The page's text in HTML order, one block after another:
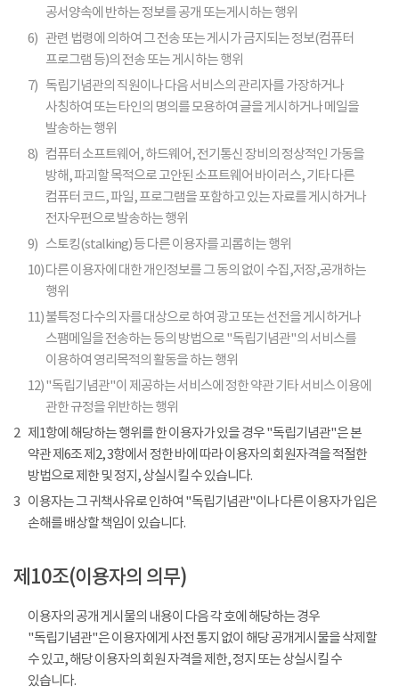
공서양속에 반하는 정보를 공개 또는게시하는 행위
6) 관련 법령에 의하여 그 전송 또는 게시가 금지되는 정보(컴퓨터
프로그램 등)의 전송 또는 게시하는 행위
7) 독립기념관의 직원이나 다음 서비스의 관리자를 가장하거나
사칭하여 또는 타인의 명의를 모용하여 글을 게시하거나 메일을
발송하는 행위
8) 컴퓨터 소프트웨어, 하드웨어, 전기통신 장비의 정상적인 가동을
방해, 파괴할 목적으로 고안된 소프트웨어 바이러스, 기타 다른
컴퓨터 코드, 파일, 프로그램을 포함하고 있는 자료를 게시하거나
전자우편으로 발송하는 행위
9) 스토킹(stalking) 등 다른 이용자를 괴롭히는 행위
10)다른 이용자에 대한 개인정보를 그 동의 없이 수집,저장,공개하는
행위
11)불특정 다수의 자를 대상으로 하여 광고 또는 선전을 게시하거나
스팸메일을 전송하는 등의 방법으로 "독립기념관"의 서비스를
이용하여 영리목적의 활동을 하는 행위
12)"독립기념관"이 제공하는 서비스에 정한 약관 기타 서비스 이용에
관한 규정을 위반하는 행위
2 제1항에 해당하는 행위를 한 이용자가 있을 경우 "독립기념관"은 본
약관 제6조 제2, 3항에서 정한 바에 따라 이용자의 회원자격을 적절한
방법으로 제한 및 정지, 상실시킬 수 있습니다.
3 이용자는 그 귀책사유로 인하여 "독립기념관"이나 다른 이용자가 입은
손해를 배상할 책임이 있습니다.
제10조(이용자의 의무)
이용자의 공개 게시물의 내용이 다음 각 호에 해당하는 경우
"독립기념관"은 이용자에게 사전 통지 없이 해당 공개게시물을 삭제할
수 있고, 해당 이용자의 회원 자격을 제한, 정지 또는 상실시킬 수
있습니다.